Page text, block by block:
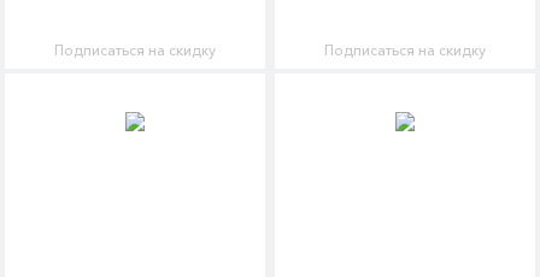
Подписаться на скидку Подписаться на скидку